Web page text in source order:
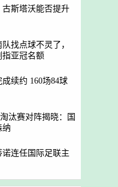
斯塔沃能否提升
找点球不灵了，
亚冠名额
续约 160场84球
汰赛对阵揭晓：国
纳
连任国际足联主